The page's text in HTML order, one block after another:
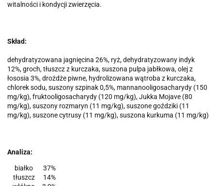
witalności i kondycji zwierzęcia.
Skład:
dehydratyzowana jagnięcina 26%, ryż, dehydratyzowany indyk
12%, groch, tłuszcz z kurczaka, suszona pulpa jabłkowa, olej z
łososia 3%, drożdże piwne, hydrolizowana wątroba z kurczaka,
chlorek sodu, suszony szpinak 0,5%, mannanooligosacharydy (150
mg/kg), fruktooligosacharydy (120 mg/kg), Jukka Mojave (80
mg/kg), suszony rozmaryn (11 mg/kg), suszone goździki (11
mg/kg), suszone cytrusy (11 mg/kg), suszona kurkuma (11 mg/kg)
Analiza:
białko
37%
tłuszcz
14%